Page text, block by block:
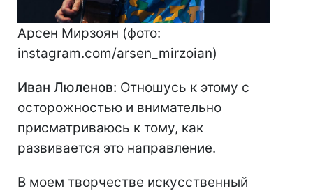
Арсен Мирзоян (фото:
instagram.com/arsen_mirzoian)
Иван Люленов: Отношусь к этому с
осторожностью и внимательно
присматриваюсь к тому, как
развивается это направление.
В моем творчестве искусственный